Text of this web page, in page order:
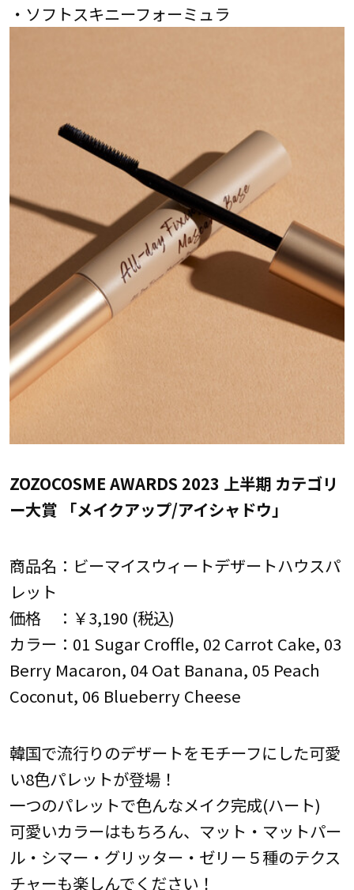
・ソフトスキニーフォーミュラ
ZOZOCOSME AWARDS 2023 上半期 カテゴリ
ー大賞 「メイクアップ/アイシャドウ」
商品名：ビーマイスウィートデザートハウスパ
レット
価格 ：￥3,190 (税込)
カラー：01 Sugar Croffle, 02 Carrot Cake, 03
Berry Macaron, 04 Oat Banana, 05 Peach
Coconut, 06 Blueberry Cheese
韓国で流行りのデザートをモチーフにした可愛
い8色パレットが登場！
一つのパレットで色んなメイク完成(ハート)
可愛いカラーはもちろん、マット・マットパー
ル・シマー・グリッター・ゼリー５種のテクス
チャーも楽しんでください！